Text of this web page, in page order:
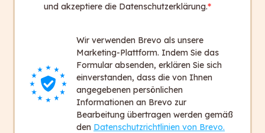
capito ist italienisch und heißt: „Ich habe
Wir wollen, dass in Zukunft alle Menschen
sagen können: „Ich habe verstanden.”
Sie haben Fragen?
Wir sind gerne für Sie da.
und akzeptiere die Datenschutzerklärung.
Wir verwenden Brevo als unsere
Marketing-Plattform. Indem Sie das
Formular absenden, erklären Sie sich
einverstanden, dass die von Ihnen
angegebenen persönlichen
Informationen an Brevo zur
Bearbeitung übertragen werden gemäß
den Datenschutzrichtlinien von Brevo.